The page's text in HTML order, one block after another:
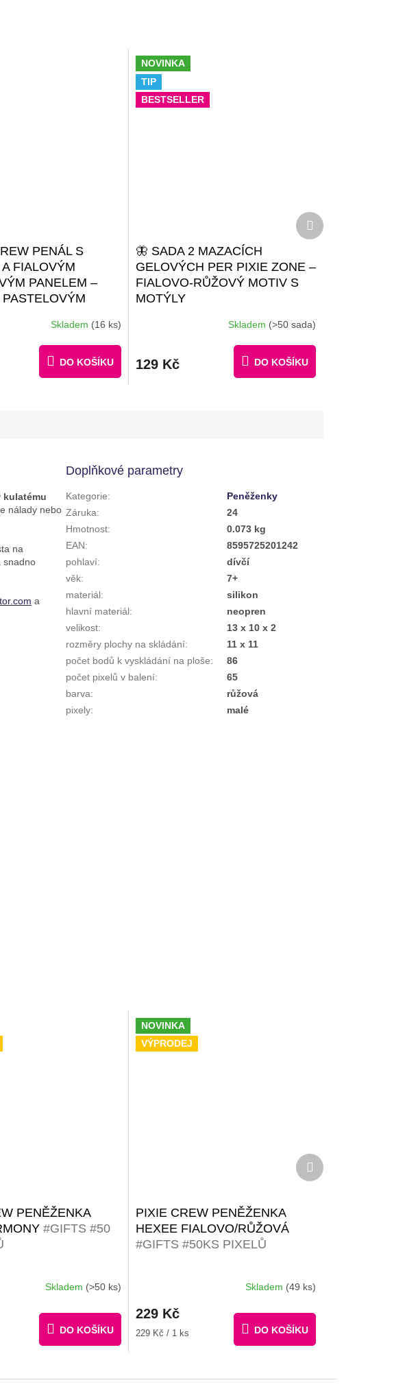
PENÁL S
FIALOVÝM
PANELEM –
NÁPADŮ + 30
Skladem (16 ks)
DO KOŠÍKU
NOVINKA
TIP
BESTSELLER
🦋 SADA 2 MAZACÍCH
GELOVÝCH PER PIXIE ZONE –
FIALOVO-RŮŽOVÝ MOTIV S
MOTÝLY
je
Skladem (>50 sada)
129 Kč DO KOŠÍKU
Další
produkt
kulatému
nálady nebo
na
snadno
a
Doplňkové parametry
Kategorie:
Peněženky
Záruka:
24
Hmotnost:
0.073 kg
EAN:
8595725201242
pohlaví:
dívčí
věk:
7+
materiál:
silikon
hlavní materiál:
neopren
velikost:
13 x 10 x 2
rozměry plochy na skládání:
11 x 11
počet bodů k vyskládání na ploše:
86
počet pixelů v balení:
65
barva:
růžová
pixely: malé
PENĚŽENKA
#GIFTS #50
Skladem (>50 ks)
DO KOŠÍKU
NOVINKA
VÝPRODEJ
PIXIE CREW PENĚŽENKA
HEXEE FIALOVO/RŮŽOVÁ
#GIFTS #50KS PIXELŮ
Skladem (49 ks)
229 Kč
Měrná
229 Kč / 1 ks DO KOŠÍKU
Další
produkt